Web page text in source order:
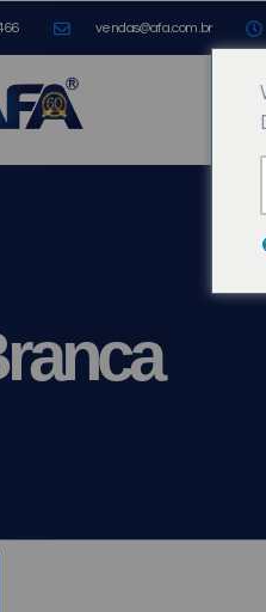
vendas@afa.com.br